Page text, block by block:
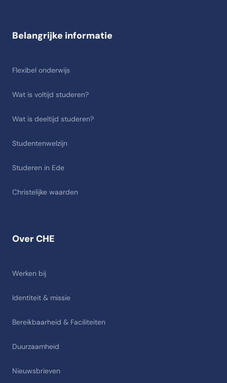
Over CHE
Werken bij
Identiteit & missie
Bereikbaarheid & Faciliteiten
Duurzaamheid
Nieuwsbrieven
Belangrijke informatie
Flexibel onderwijs
Wat is voltijd studeren?
Wat is deeltijd studeren?
Studentenwelzijn
Studeren in Ede
Christelijke waarden